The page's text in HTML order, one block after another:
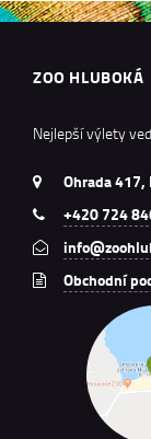
ZOO HLUBOKÁ
Nejlepší výlety
Ohrada 417,
+420 724
Obchodní